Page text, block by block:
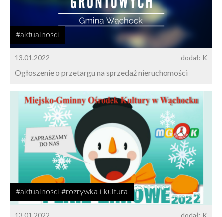
#aktualności
13.01.2022 dodał: K
Ogłoszenie o przetargu na sprzedaż nieruchomości
#aktualności #rozrywka i kultura
13.01.2022 dodał: K